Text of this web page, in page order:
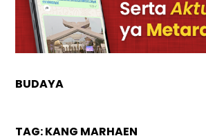
BUDAYA
TAG:KANG MARHAEN